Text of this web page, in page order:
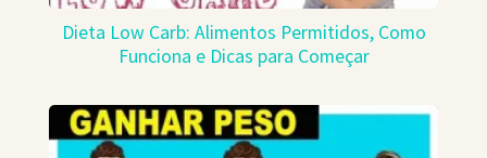
Dieta Low Carb: Alimentos Permitidos, Como
Funciona e Dicas para Começar